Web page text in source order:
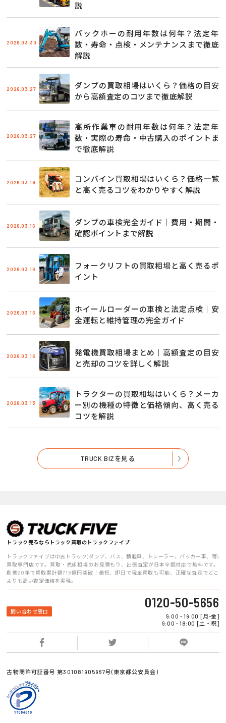
説
2026.03.30
バックホーの耐用年数は何年？法定年
数・寿命・点検・メンテナンスまで徹底
解説
2026.03.27
ダンプの買取相場はいくら？価格の目安
から高額査定のコツまで徹底解説
2026.03.27
高所作業車の耐用年数は何年？法定年
数・実際の寿命・中古購入のポイントま
で徹底解説
2026.03.19
コンバイン買取相場はいくら？価格一覧
と高く売るコツをわかりやすく解説
2026.03.16
ダンプの車検完全ガイド｜費用・期間・
確認ポイントまで解説
2026.03.16
フォークリフトの買取相場と高く売るポ
イント
2026.03.16
ホイールローダーの車検と法定点検｜安
全運転と維持管理の完全ガイド
2026.03.16
発電機買取相場まとめ｜高額査定の目安
と売却のコツを詳しく解説
2026.03.13
トラクターの買取相場はいくら？メーカ
ー別の機種の特徴と価格傾向、高く売る
コツを解説
TRUCK BIZを見る
トラック売るならトラック買取のトラックファイブ
トラックファイブは中古トラック(ダンプ、バス、積載車、トレーラー、パッカー車、等)
買取専門店です。買取・売却相場のお見積もり、出張査定が日本全国対応で無料です。
創業20年で買取累計額715億円突破！最短、即日で現金買取も可能、正確な査定でどこ
よりも高い査定価格を実現。
問い合わせ窓口
0120-50-5656
9:00 - 19:00 [月-金]
9:00 - 18:00 [土・祝]
古物商許可証番号 第301081905967号(東京都公安員会)